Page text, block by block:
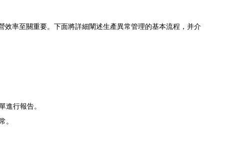
率至關重要。下面將詳細闡述生產異常管理的基本流程，并介
進行報告。
。